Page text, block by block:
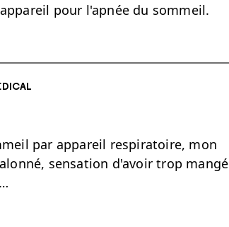
pour l'apnée du sommeil.
par appareil respiratoire, mon
sensation d'avoir trop mangé